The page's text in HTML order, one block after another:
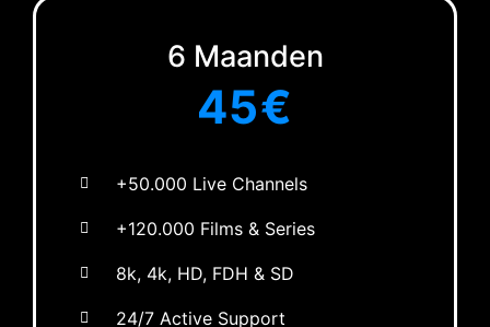
6 Maanden
45€
+50.000 Live Channels
+120.000 Films & Series
8k, 4k, HD, FDH & SD
24/7 Active Support